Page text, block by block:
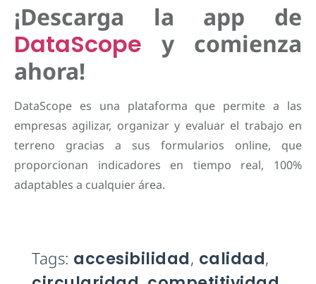
¡Descarga la app de
DataScope y comienza
ahora!
DataScope es una plataforma que permite a las
empresas agilizar, organizar y evaluar el trabajo en
terreno gracias a sus formularios online, que
proporcionan indicadores en tiempo real, 100%
adaptables a cualquier área.
Tags: accesibilidad, calidad,